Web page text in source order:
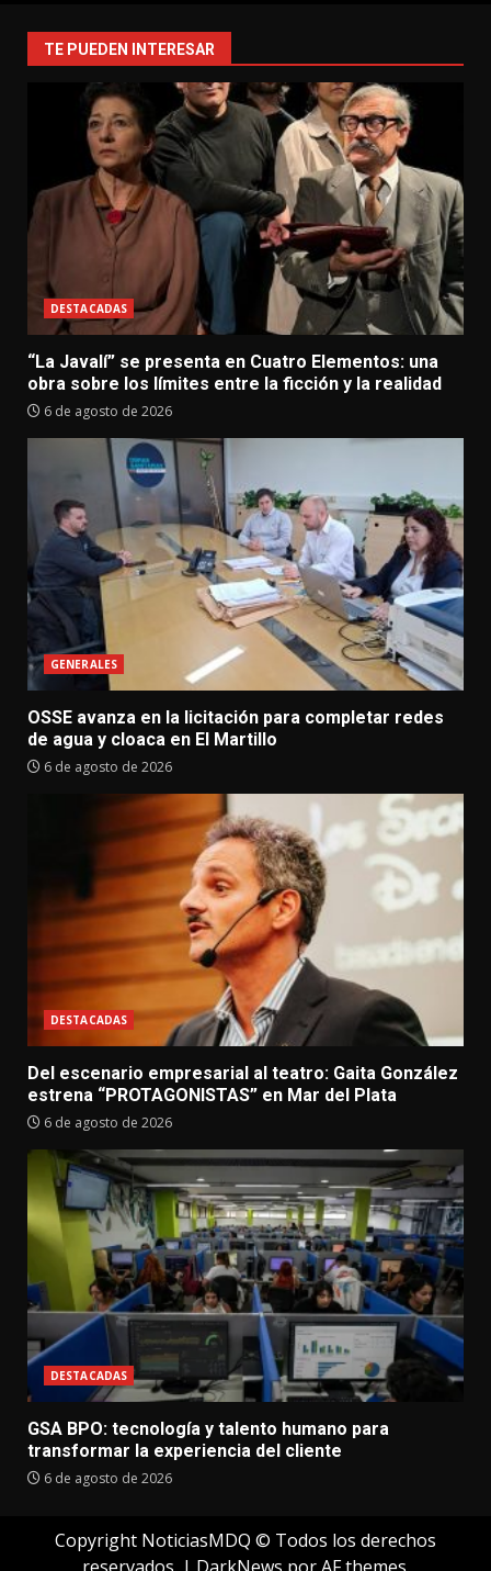
TE PUEDEN INTERESAR
DESTACADAS
“La Javalí” se presenta en Cuatro Elementos: una
obra sobre los límites entre la ficción y la realidad
6 de agosto de 2026
GENERALES
OSSE avanza en la licitación para completar redes
de agua y cloaca en El Martillo
6 de agosto de 2026
DESTACADAS
Del escenario empresarial al teatro: Gaita González
estrena “PROTAGONISTAS” en Mar del Plata
6 de agosto de 2026
DESTACADAS
GSA BPO: tecnología y talento humano para
transformar la experiencia del cliente
6 de agosto de 2026
Copyright NoticiasMDQ © Todos los derechos
reservados. | DarkNews por AF themes.